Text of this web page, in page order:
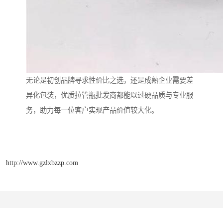
无论是初创品牌寻求性价比之选，还是成熟企业需要差
异化包装，优质拉管瓶批发商都能以过硬品质与专业服
务，助力每一位客户实现产品价值较大化。
http://www.gzlxbzzp.com